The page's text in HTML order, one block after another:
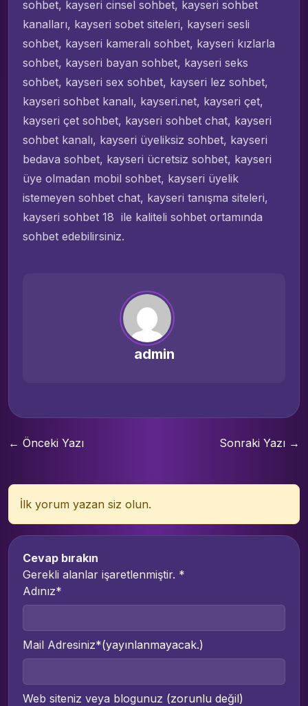
sohbet, kayseri cinsel sohbet, kayseri sohbet
kanalları, kayseri sobet siteleri, kayseri sesli
sohbet, kayseri kameralı sohbet, kayseri kızlarla
sohbet, kayseri bayan sohbet, kayseri seks
sohbet, kayseri sex sohbet, kayseri lez sohbet,
kayseri sohbet kanalı, kayseri.net, kayseri çet,
kayseri çet sohbet, kayseri sohbet chat, kayseri
sohbet kanalı, kayseri üyeliksiz sohbet, kayseri
bedava sohbet, kayseri ücretsiz sohbet, kayseri
üye olmadan mobil sohbet, kayseri üyelik
istemeyen sohbet chat, kayseri tanışma siteleri,
kayseri sohbet 18 ile kaliteli sohbet ortamında
sohbet edebilirsiniz.
admin
← Önceki Yazı Sonraki Yazı →
İlk yorum yazan siz olun.
Cevap bırakın
Gerekli alanlar işaretlenmiştir. *
Adınız*
Mail Adresiniz*(yayınlanmayacak.)
Web siteniz veya blogunuz (zorunlu değil)